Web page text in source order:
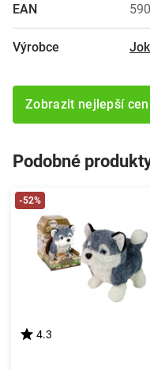
EAN
Výrobce
Zobrazit nejlepší
Podobné
-52%
4.3